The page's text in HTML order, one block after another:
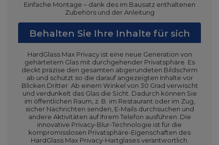
Einfache Montage – dank des im Bausatz enthaltenen
Zubehörs und der Anleitung
Behalten Sie Ihre Inhalte für sich
HardGlass Max Privacy ist eine neue Generation von
gehärtetem Glas mit durchgehender Privatsphäre. Es
deckt präzise den gesamten abgerundeten Bildschirm
ab und schützt so die darauf angezeigten Inhalte vor
Blicken Dritter. Ab einem Winkel von 30 Grad verwischt
und verdunkelt das Glas die Sicht. Dadurch können Sie
im öffentlichen Raum, z. B. im Restaurant oder im Zug,
sicher Nachrichten senden, E-Mails durchsuchen und
andere Aktivitäten auf Ihrem Telefon ausführen. Die
innovative Privacy-Blur-Technologie ist für die
kompromisslosen Privatsphäre-Eigenschaften des
HardGlass Max Privacy-Hartglases verantwortlich.